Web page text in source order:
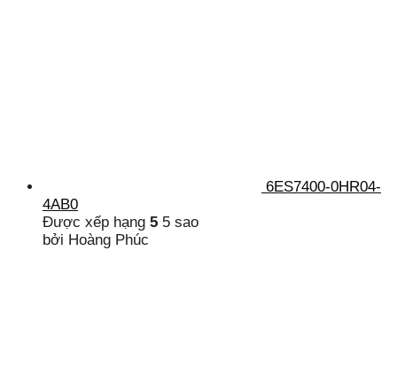
6ES7400-0HR04-
4AB0
Được xếp hạng 5 5 sao
bởi Hoàng Phúc